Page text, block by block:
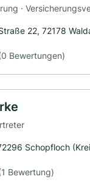
·
22, 72178
Bewertungen)
Schopfloch
Bewertung)